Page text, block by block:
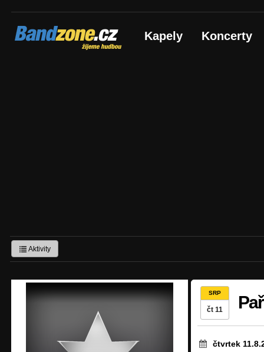
Bandzone.cz
žijeme hudbou Kapely Koncerty
Aktivity
SRP
čt 11
čtvrtek